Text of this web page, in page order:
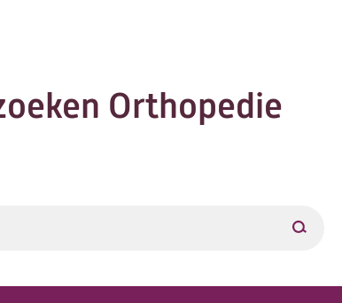
Orthopedie